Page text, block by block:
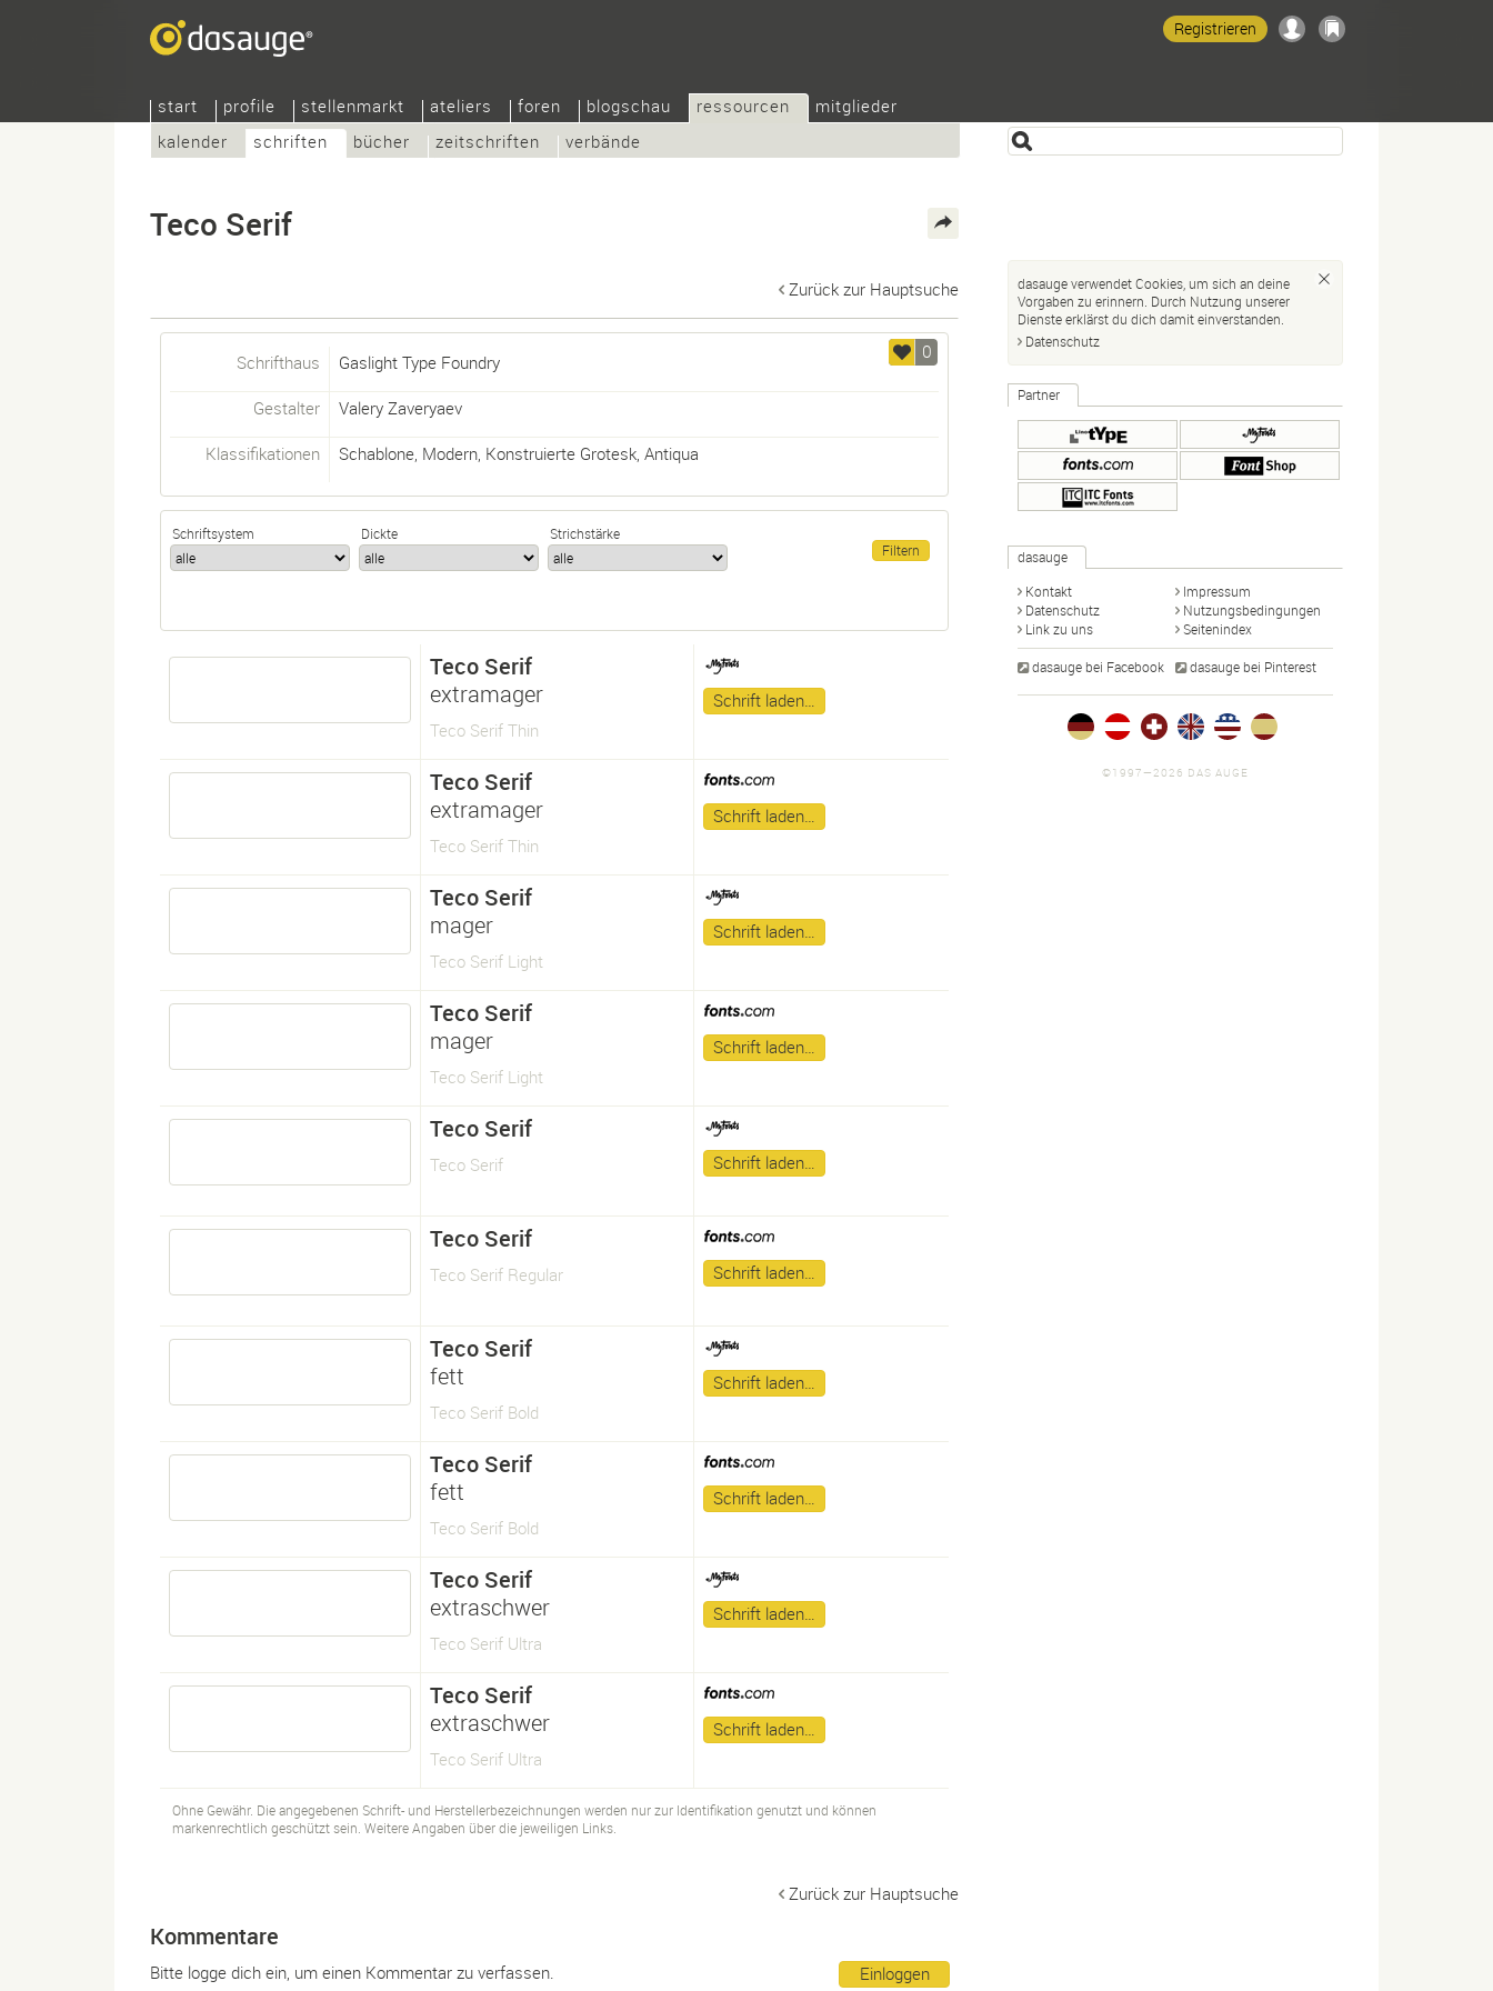
start profile stellenmarkt ateliers foren blogschau
ressourcen
kalender
schriften bücher zeitschriften verbände
mitglieder
Registrieren
Teco Serif
Zurück zur Hauptsuche
0
Schrifthaus Gaslight Type Foundry
Gestalter Valery Zaveryaev
Klassifikationen Schablone, Modern, Konstruierte Grotesk, Antiqua
Schriftsystem Dickte Strichstärke
Teco Serif
extramager
Teco Serif Thin
Schrift laden…
Teco Serif
extramager
Teco Serif Thin
Schrift laden…
Teco Serif
mager
Teco Serif Light
Schrift laden…
Teco Serif
mager
Teco Serif Light
Schrift laden…
Teco Serif
Teco Serif Schrift laden…
Teco Serif
Teco Serif Regular Schrift laden…
Teco Serif
fett
Teco Serif Bold
Schrift laden…
Teco Serif
fett
Teco Serif Bold
Schrift laden…
Teco Serif
extraschwer
Teco Serif Ultra
Schrift laden…
Teco Serif
extraschwer
Teco Serif Ultra
Schrift laden…
Ohne Gewähr. Die angegebenen Schrift- und Herstellerbezeichnungen werden nur zur Identifikation genutzt und können
markenrechtlich geschützt sein. Weitere Angaben über die jeweiligen Links.
Zurück zur Hauptsuche
Kommentare
Einloggen
Bitte logge dich ein, um einen Kommentar zu verfassen.
dasauge verwendet Cookies, um sich an deine
Vorgaben zu erinnern. Durch Nutzung unserer
Dienste erklärst du dich damit einverstanden.
Datenschutz
Partner
dasauge
Kontakt
Impressum
Datenschutz
Nutzungsbedingungen
Link zu uns
Seitenindex
dasauge bei Facebook dasauge bei Pinterest
©1997—2026 DAS AUGE